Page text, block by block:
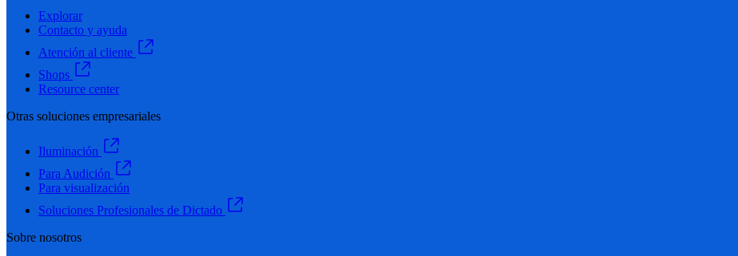
Explorar
Contacto y ayuda
Atención al cliente
Shops
Resource center
Otras soluciones empresariales
Iluminación
Para Audición
Para visualización
Soluciones Profesionales de Dictado
Sobre nosotros